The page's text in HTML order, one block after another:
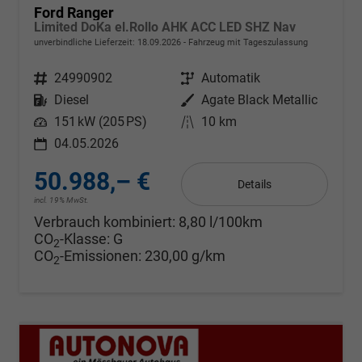
Ford Ranger
Limited DoKa el.Rollo AHK ACC LED SHZ Nav
unverbindliche Lieferzeit: 18.09.2026 Fahrzeug mit Tageszulassung
Fahrzeugnr. 24990902 Getriebe Automatik
Kraftstoff
Diesel Außenfarbe Agate Black Metallic
Leistung 151 kW (205 PS) Kilometerstand 10 km
04.05.2026
50.988,– €
incl. 19% MwSt.
Details
Verbrauch kombiniert: 8,80 l/100km
CO2-Klasse: G
CO2-Emissionen: 230,00 g/km